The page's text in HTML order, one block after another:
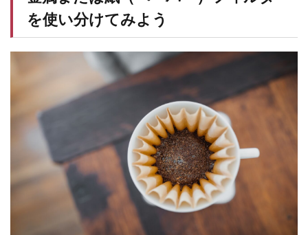
を使い分けてみよう